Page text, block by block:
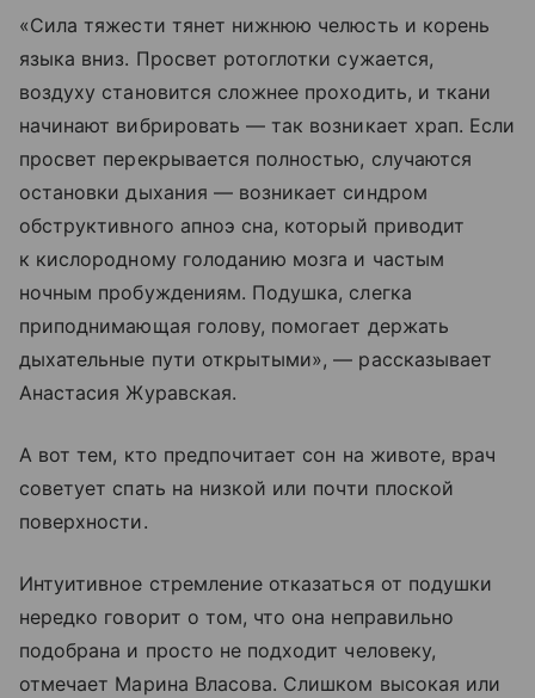
«Сила тяжести тянет нижнюю челюсть и корень
языка вниз. Просвет ротоглотки сужается,
воздуху становится сложнее проходить, и ткани
начинают вибрировать — так возникает храп. Если
просвет перекрывается полностью, случаются
остановки дыхания — возникает синдром
обструктивного апноэ сна, который приводит
к кислородному голоданию мозга и частым
ночным пробуждениям. Подушка, слегка
приподнимающая голову, помогает держать
дыхательные пути открытыми», — рассказывает
Анастасия Журавская.
А вот тем, кто предпочитает сон на животе, врач
советует спать на низкой или почти плоской
поверхности.
Интуитивное стремление отказаться от подушки
нередко говорит о том, что она неправильно
подобрана и просто не подходит человеку,
отмечает Марина Власова. Слишком высокая или